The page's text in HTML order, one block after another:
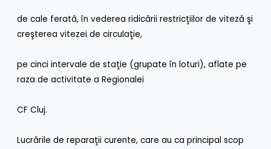
de cale ferată, în vederea ridicării restricţiilor de viteză şi
creşterea vitezei de circulaţie,
pe cinci intervale de staţie (grupate în loturi), aflate pe
raza de activitate a Regionalei
CF Cluj.
Lucrările de reparaţii curente, care au ca principal scop